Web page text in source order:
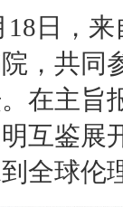
18日，
，共同
在主旨
互鉴展
全球伦